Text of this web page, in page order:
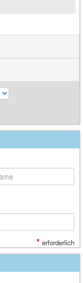
* erforderlich